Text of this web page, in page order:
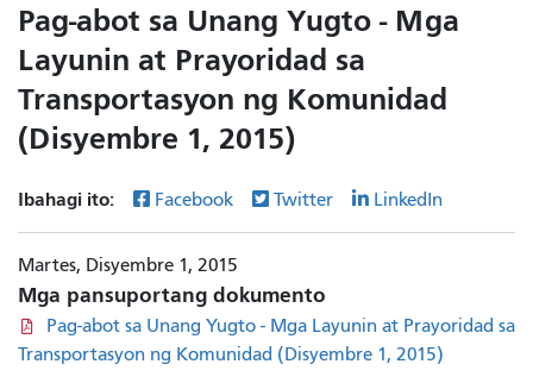
Pag-abot sa Unang Yugto - Mga
Layunin at Prayoridad sa
Transportasyon ng Komunidad
(Disyembre 1, 2015)
Ibahagi ito: Facebook Twitter LinkedIn
Martes, Disyembre 1, 2015
Mga pansuportang dokumento
Pag-abot sa Unang Yugto - Mga Layunin at Prayoridad sa
Transportasyon ng Komunidad (Disyembre 1, 2015)